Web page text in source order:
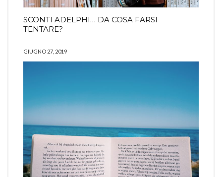
SCONTI ADELPHI… DA COSA FARSI
TENTARE?
GIUGNO 27, 2019